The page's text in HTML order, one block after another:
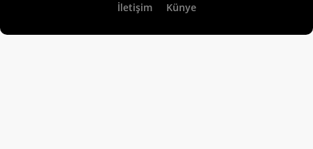
İletişim Künye